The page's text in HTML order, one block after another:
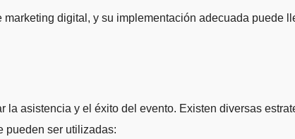
digital, y su implementación adecuada puede
asistencia y el éxito del evento. Existen diversas
pueden ser utilizadas: